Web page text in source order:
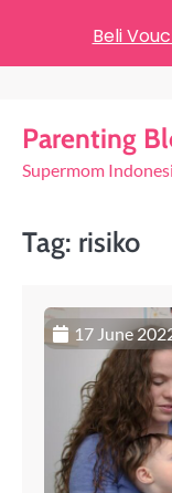
Parenting
Supermom
Tag: risiko
17 June
Beli